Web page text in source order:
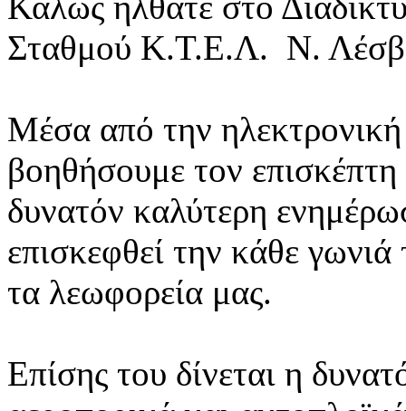
Σταθμού Κ.Τ.Ε.Λ. Ν.
Μέσα από την ηλεκτρονική
βοηθήσουμε τον
δυνατόν καλύτερη
επισκεφθεί την κάθε
τα λεωφορεία μας.
Επίσης του δίνεται η